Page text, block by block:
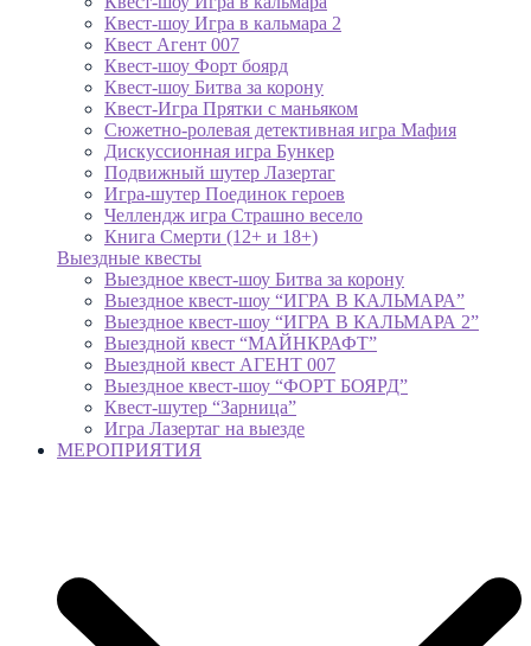
Квест-шоу Игра в кальмара 2
Квест Агент 007
Квест-шоу Форт боярд
Квест-шоу Битва за корону
Квест-Игра Прятки с маньяком
Сюжетно-ролевая детективная игра Мафия
Дискуссионная игра Бункер
Подвижный шутер Лазертаг
Игра-шутер Поединок героев
Челлендж игра Страшно весело
Книга Смерти (12+ и 18+)
Выездные квесты
Выездное квест-шоу Битва за корону
Выездное квест-шоу “ИГРА В КАЛЬМАРА”
Выездное квест-шоу “ИГРА В КАЛЬМАРА 2”
Выездной квест “МАЙНКРАФТ”
Выездной квест АГЕНТ 007
Выездное квест-шоу “ФОРТ БОЯРД”
Квест-шутер “Зарница”
Игра Лазертаг на выезде
МЕРОПРИЯТИЯ